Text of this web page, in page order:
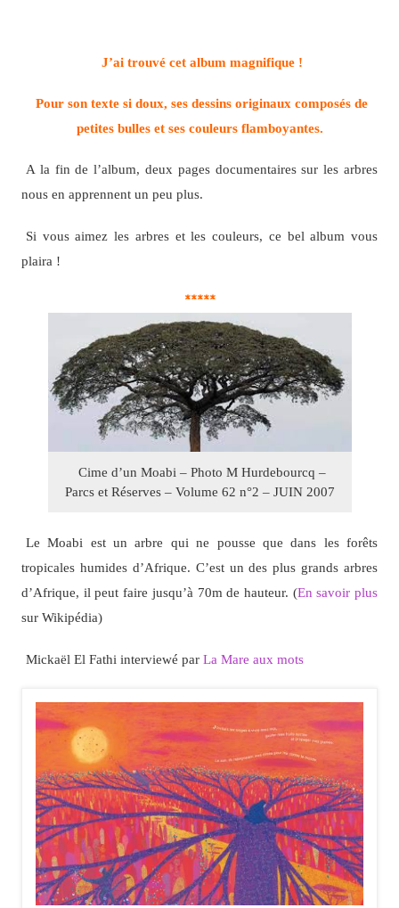
J’ai trouvé cet album magnifique !
Pour son texte si doux, ses dessins originaux composés de
petites bulles et ses couleurs flamboyantes.
A la fin de l’album, deux pages documentaires sur les arbres
nous en apprennent un peu plus.
Si vous aimez les arbres et les couleurs, ce bel album vous
plaira !
*****
Cime d’un Moabi – Photo M Hurdebourcq –
Parcs et Réserves – Volume 62 n°2 – JUIN 2007
Le Moabi est un arbre qui ne pousse que dans les forêts
tropicales humides d’Afrique. C’est un des plus grands arbres
d’Afrique, il peut faire jusqu’à 70m de hauteur. (En savoir plus
sur Wikipédia)
Mickaël El Fathi interviewé par La Mare aux mots